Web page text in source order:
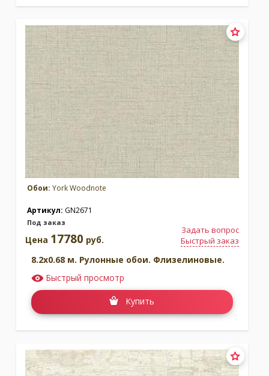
Обои: York Woodnote
Артикул: GN2671
Под заказ
Задать вопрос
Быстрый заказ
Цена 17780 руб.
8.2x0.68 м. Рулонные обои. Флизелиновые.
Быстрый просмотр
Купить